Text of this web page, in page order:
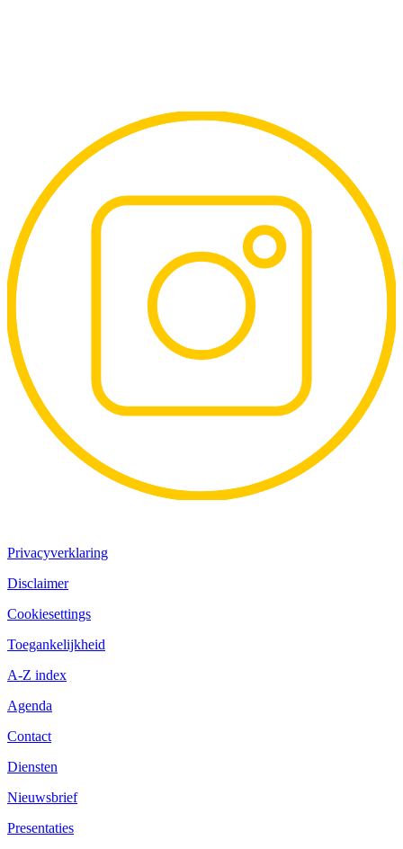
Privacyverklaring
Disclaimer
Cookiesettings
Toegankelijkheid
A-Z index
Agenda
Contact
Diensten
Nieuwsbrief
Presentaties